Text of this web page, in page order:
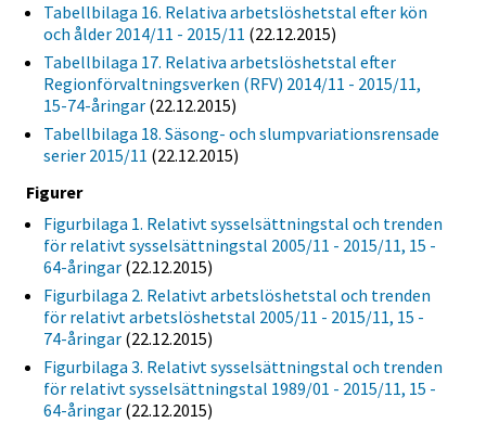
Tabellbilaga 16. Relativa arbetslöshetstal efter kön
och ålder 2014/11 - 2015/11 (22.12.2015)
Tabellbilaga 17. Relativa arbetslöshetstal efter
Regionförvaltningsverken (RFV) 2014/11 - 2015/11,
15-74-åringar (22.12.2015)
Tabellbilaga 18. Säsong- och slumpvariationsrensade
serier 2015/11 (22.12.2015)
Figurer
Figurbilaga 1. Relativt sysselsättningstal och trenden
för relativt sysselsättningstal 2005/11 - 2015/11, 15 -
64-åringar (22.12.2015)
Figurbilaga 2. Relativt arbetslöshetstal och trenden
för relativt arbetslöshetstal 2005/11 - 2015/11, 15 -
74-åringar (22.12.2015)
Figurbilaga 3. Relativt sysselsättningstal och trenden
för relativt sysselsättningstal 1989/01 - 2015/11, 15 -
64-åringar (22.12.2015)